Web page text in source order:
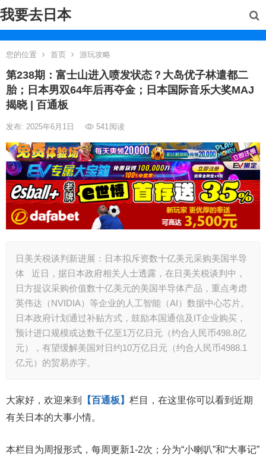
我要去日本
您的位置 首页 游玩攻略
第238期：富士山进入喷发状态？大岛优子林遣都二
胎；日本男双64年后再夺金；日本国际音乐大奖MAJ
揭晓 | 百通板
发布: 2025年6月1日 541阅读
日美关税谈判新进展：日本拟斥资数十亿美元采购美国半导
体 近日，据日本政府相关人士透露，在日美关税谈判中，
日方提议采购价值数十亿美元的美国半导体产品，重点考虑
英伟达（NVIDIA）等企业的人工智能（AI）数据中心芯片。
日本政府计划通过补贴方式，鼓励本国通信及IT企业购买，
预计进口规模或达数千亿至1万亿日元（约合人民币498.8亿
元），有望缓解美国对日约10万亿日元（约合人民币4988.1
亿元）的贸易赤字。
大家好，欢迎来到 【百通板】 栏目，在这里你可以看到近期
有关日本的大事小情。
本栏目为周报形式，每周更新1-2次；分为“小喇叭”和“大事记”